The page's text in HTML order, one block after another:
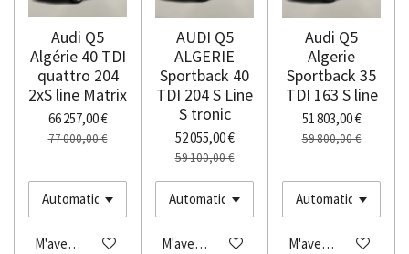
Audi Q5
Algérie 40 TDI
quattro 204
2xS line Matrix
66 257,00 €
77 000,00 €
M'avertir si disponible
AUDI Q5
ALGERIE
Sportback 40
TDI 204 S Line
S tronic
52 055,00 €
59 100,00 €
M'avertir si disponible
Audi Q5
Algerie
Sportback 35
TDI 163 S line
51 803,00 €
59 800,00 €
M'avertir si